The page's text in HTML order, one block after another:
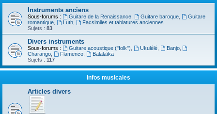
Instruments anciens
Sous-forums : Guitare de la Renaissance, Guitare baroque,
Guitare
romantique
Luth,
Facsimiles et tablatures anciennes
Sujets : 83
Divers instruments
Sous-forums : Guitare acoustique ("folk") Ukulélé, Banjo,
Charango
Flamenco,
Balalaïka
Sujets : 117
Infos musicales
Articles divers